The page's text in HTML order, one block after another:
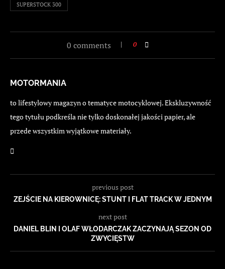
SUPERSTOCK 300
0 comments 0
MOTORMANIA
to lifestylowy magazyn o tematyce motocyklowej. Ekskluzywność
tego tytułu podkreśla nie tylko doskonałej jakości papier, ale
przede wszystkim wyjątkowe materiały.
previous post
ZEJŚCIE NA KIEROWNICĘ: STUNT I FLAT TRACK W JEDNYM
next post
DANIEL BLIN I OLAF WŁODARCZAK ZACZYNAJĄ SEZON OD
ZWYCIĘSTW